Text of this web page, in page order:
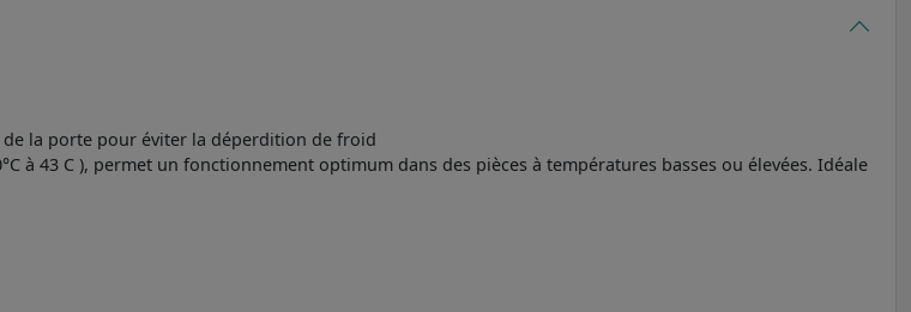
la porte pour éviter la déperdition de froid
à 43 C ), permet un fonctionnement optimum dans des pièces à températures basses ou élevées. Idéale